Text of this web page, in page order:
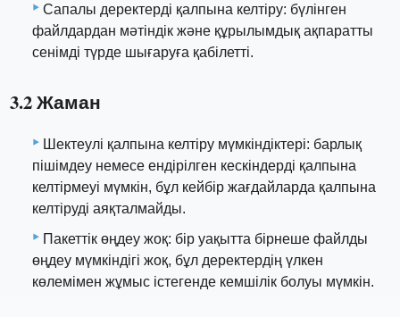
Сапалы деректерді қалпына келтіру: бүлінген
файлдардан мәтіндік және құрылымдық ақпаратты
сенімді түрде шығаруға қабілетті.
3.2 Жаман
Шектеулі қалпына келтіру мүмкіндіктері: барлық
пішімдеу немесе ендірілген кескіндерді қалпына
келтірмеуі мүмкін, бұл кейбір жағдайларда қалпына
келтіруді аяқталмайды.
Пакеттік өңдеу жоқ: бір уақытта бірнеше файлды
өңдеу мүмкіндігі жоқ, бұл деректердің үлкен
көлемімен жұмыс істегенде кемшілік болуы мүмкін.